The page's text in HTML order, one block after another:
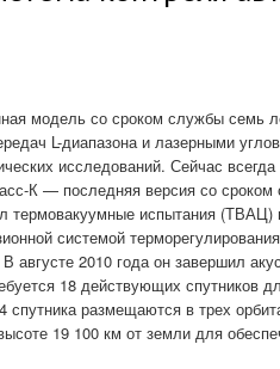
модель со сроком службы семь
L-диапазона и лазерными
исследований. Сейчас
К — последняя версия со
термовакуумные испытания
системой
августе 2010 года он завершил
18 действующих спутников
размещаются в трех
19 100 км от земли для